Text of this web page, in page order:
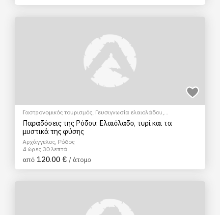
Γαστρονομικός τουρισμός, Γευσιγνωσία ελαιολάδου,
EcoΠεριηγήση
Σεμινάρια & Μαθήματα
Παραδόσεις της Ρόδου: Ελαιόλαδο, τυρί και τα
μυστικά της φύσης
Αρχάγγελος, Ρόδος
4 ώρες 30 λεπτά
από 120.00 € / άτομο